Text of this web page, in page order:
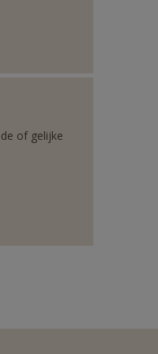
of gelijke